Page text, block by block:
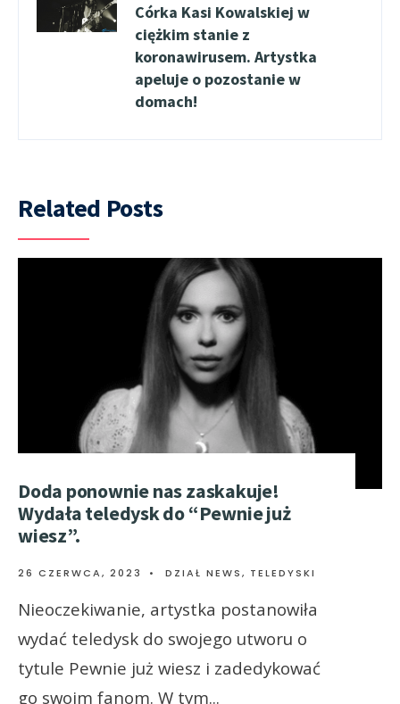
Córka Kasi Kowalskiej w
ciężkim stanie z
koronawirusem. Artystka
apeluje o pozostanie w
domach!
Related Posts
Doda ponownie nas zaskakuje!
Wydała teledysk do “Pewnie już
wiesz”.
26 CZERWCA, 2023 • DZIAŁ NEWS, TELEDYSKI
Nieoczekiwanie, artystka postanowiła
wydać teledysk do swojego utworu o
tytule Pewnie już wiesz i zadedykować
go swoim fanom. W tym...